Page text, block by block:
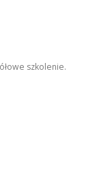
szkolenie.